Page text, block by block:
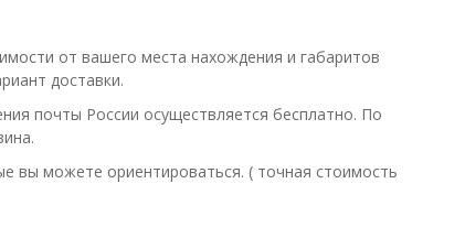
от вашего места нахождения и габаритов
доставки.
почты России осуществляется бесплатно. По
вы можете ориентироваться. ( точная стоимость